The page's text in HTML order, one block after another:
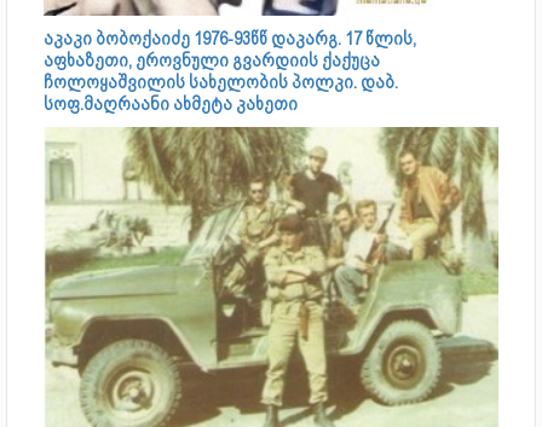
აკაკი ბობოქაიძე 1976-93წწ დაკარგ. 17 წლის,
აფხაზეთი, ეროვნული გვარდიის ქაქუცა
ჩოლოყაშვილის სახელობის პოლკი. დაბ.
სოფ.მაღრაანი ახმეტა კახეთი